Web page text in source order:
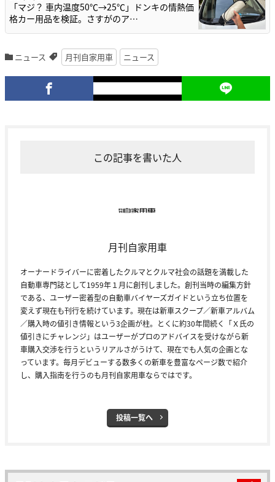
「マジ？ 車内温度50℃→25℃」ドンキの情熱価
格カー用品を検証。さすがのア…
ニュース 月刊自家用車 ニュース
この記事を書いた人
月刊自家用車
オーナードライバーに密着したクルマとクルマ社会の話題を満載した
自動車専門誌として1959年１月に創刊しました。創刊当時の編集方針
である、ユーザー密着型の自動車バイヤーズガイドという立ち位置を
変えず現在も刊行を続けています。現在は新車スクープ／新車アルバム
／購入時の値引き情報という3企画が柱。とくに約30年間続く「Ｘ氏の
値引きにチャレンジ」はユーザーがプロのアドバイスを受けながら新
車購入交渉を行うというリアルさがうけて、現在でも人気の企画とな
っています。毎月デビューする数多くの新車を豊富なページ数で紹介
し、購入指南を行うのも月刊自家用車ならではです。
投稿一覧へ